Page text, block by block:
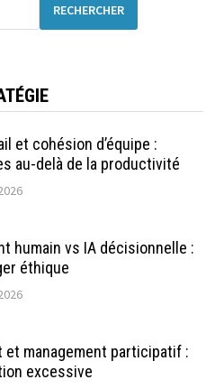
RECHERCHER
et cohésion d’équipe :
au-delà de la productivité
humain vs IA décisionnelle :
éthique
et management participatif :
excessive